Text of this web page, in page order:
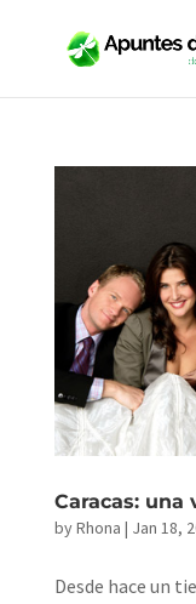
Caracas: una
byRhona | Jan 18,
Desde hace un